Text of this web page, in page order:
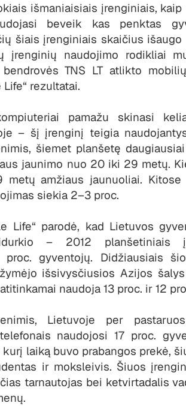
išmaniaisiais įrenginiais,
beveik kas penktas
šiais įrenginiais skaičius
įrenginių naudojimo rodikliai
TNS LT atlikto
rezultatai.
pamažu skinasi
– šį įrenginį teigia
šiemet planšetę
jaunimo nuo 20 iki 29 metų.
metų amžiaus jaunuoliai.
siekia 2–3 proc.
Life“ parodė, kad Lietuvos
– 2012 planšetiniais
gyventojų. Didžiausiais
išsivysčiusios Azijos
naudoja 13 proc. ir 12
Lietuvoje per
naudojosi 17 proc.
laiką buvo prabangos prekė,
ir moksleivis. Šiuos
tarnautojas bei ketvirtadalis